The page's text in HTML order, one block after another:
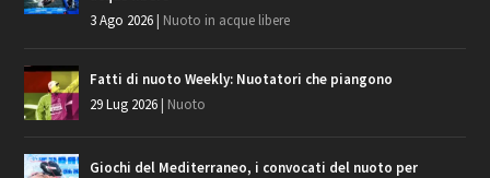
3 Ago 2026| Nuoto in acque libere
Fatti di nuoto Weekly: Nuotatori che piangono
29 Lug 2026| Nuoto
Giochi del Mediterraneo, i convocati del nuoto per